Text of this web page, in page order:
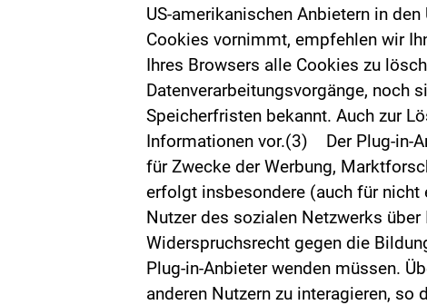
US-amerikanischen Anbietern in
Cookies vornimmt, empfehlen wir
Ihres Browsers alle Cookies zu
Datenverarbeitungsvorgänge, noch
Speicherfristen bekannt. Auch zur
Informationen vor.(3) Der Plug-in-
für Zwecke der Werbung,
erfolgt insbesondere (auch für nicht
Nutzer des sozialen Netzwerks
Widerspruchsrecht gegen die
Plug-in-Anbieter wenden müssen.
anderen Nutzern zu interagieren,